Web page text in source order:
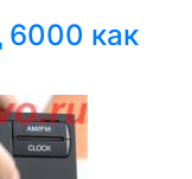
6000 как